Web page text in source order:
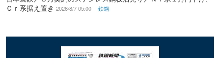
Ｃｒ系据え置き 2026/8/7 05:00 鉄鋼